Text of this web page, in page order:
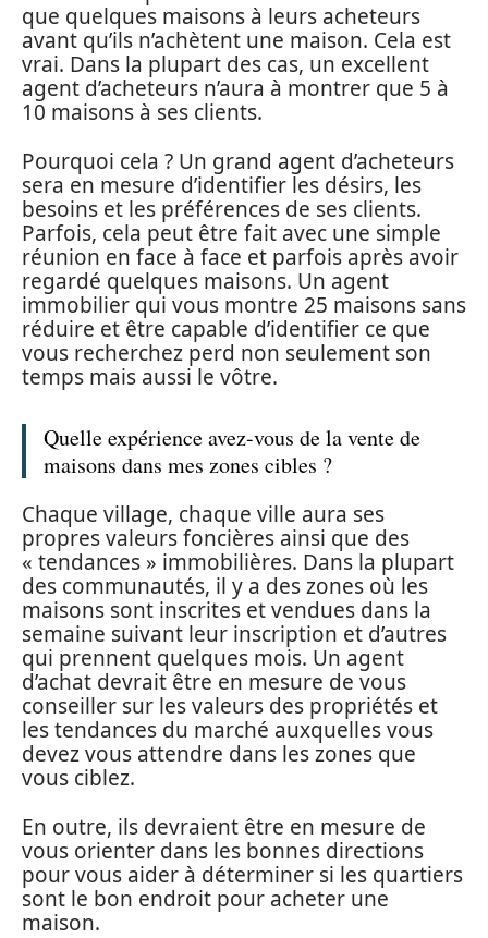
que quelques maisons à leurs acheteurs
avant qu’ils n’achètent une maison. Cela est
vrai. Dans la plupart des cas, un excellent
agent d’acheteurs n’aura à montrer que 5 à
10 maisons à ses clients.
Pourquoi cela ? Un grand agent d’acheteurs
sera en mesure d’identifier les désirs, les
besoins et les préférences de ses clients.
Parfois, cela peut être fait avec une simple
réunion en face à face et parfois après avoir
regardé quelques maisons. Un agent
immobilier qui vous montre 25 maisons sans
réduire et être capable d’identifier ce que
vous recherchez perd non seulement son
temps mais aussi le vôtre.
Quelle expérience avez-vous de la vente de
maisons dans mes zones cibles ?
Chaque village, chaque ville aura ses
propres valeurs foncières ainsi que des
« tendances » immobilières. Dans la plupart
des communautés, il y a des zones où les
maisons sont inscrites et vendues dans la
semaine suivant leur inscription et d’autres
qui prennent quelques mois. Un agent
d’achat devrait être en mesure de vous
conseiller sur les valeurs des propriétés et
les tendances du marché auxquelles vous
devez vous attendre dans les zones que
vous ciblez.
En outre, ils devraient être en mesure de
vous orienter dans les bonnes directions
pour vous aider à déterminer si les quartiers
sont le bon endroit pour acheter une
maison.